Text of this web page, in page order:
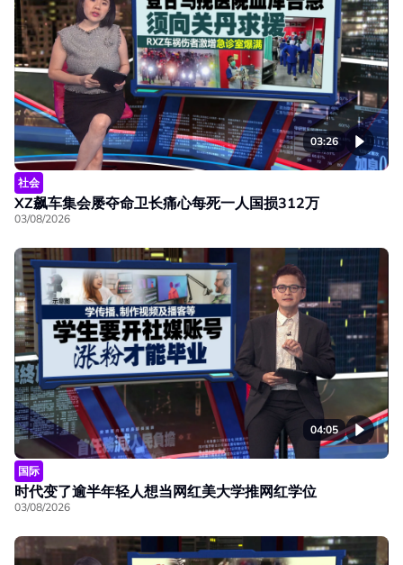
03:26
社会
XZ飙车集会屡夺命卫长痛心每死一人国损312万
03/08/2026
04:05
国际
时代变了逾半年轻人想当网红美大学推网红学位
03/08/2026